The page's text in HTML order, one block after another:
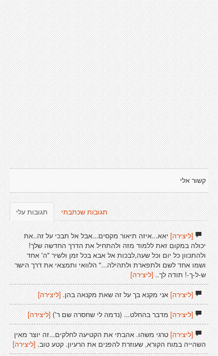
קשור אלי
תגובות עלי תגובות שכתבתי
[ליצירה]יאא...איזה תיאור מקסים...אבל אל תבכי על זה..את
יכולה במקום זאת ללמוד מזה ולהתחיל את הדרך החדשה שלך!
ולהתכוון כל יום וכל שעה,לבכות אל אבא בכל זמן ולשיר "ה' אחד
ושמו אחד לשם ולתפארת ולתהילה..." הלוואי ותמצאי את דרך הישר
ש-ל-ך-! תודה לך..[ליצירה]
[ליצירה]אני מקנא בך על זה שאת מקנאה בהן.[ליצירה]
[ליצירה]מדבר בהחלט... (נדמה לי שחסרה שם ר') [ליצירה]
[ליצירה]טרגי משהו. אהבתי את הקטיעה לחלקים...זה יוצר מאין
השהייה במוח הקורא, שעוזרת להפנים את הרעיון. קטע טוב.[ליצירה]